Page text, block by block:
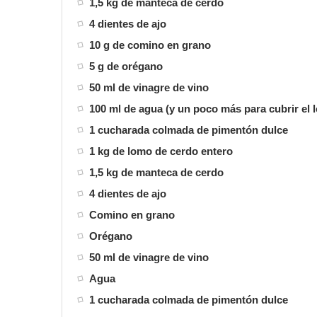
1,5 kg de manteca de cerdo
4 dientes de ajo
10 g de comino en grano
5 g de orégano
50 ml de vinagre de vino
100 ml de agua (y un poco más para cubrir el
1 cucharada colmada de pimentón dulce
1 kg de lomo de cerdo entero
1,5 kg de manteca de cerdo
4 dientes de ajo
Comino en grano
Orégano
50 ml de vinagre de vino
Agua
1 cucharada colmada de pimentón dulce